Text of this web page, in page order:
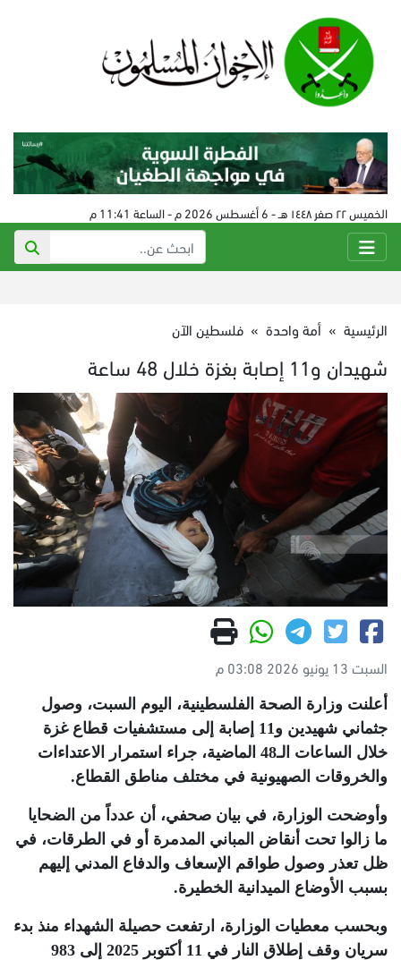
الخميس ٢٢ صفر ١٤٤٨ هـ - 6 أغسطس 2026 م - الساعة 11:41 م
الرئيسية » أمة واحدة » فلسطين الآن
شهيدان و11 إصابة بغزة خلال 48 ساعة
السبت 13 يونيو 2026 03:08 م
أعلنت وزارة الصحة الفلسطينية، اليوم السبت، وصول
جثماني شهيدين و11 إصابة إلى مستشفيات قطاع غزة
خلال الساعات الـ48 الماضية، جراء استمرار الاعتداءات
والخروقات الصهيونية في مختلف مناطق القطاع.
وأوضحت الوزارة، في بيان صحفي، أن عدداً من الضحايا
ما زالوا تحت أنقاض المباني المدمرة أو في الطرقات، في
ظل تعذر وصول طواقم الإسعاف والدفاع المدني إليهم
بسبب الأوضاع الميدانية الخطيرة.
وبحسب معطيات الوزارة، ارتفعت حصيلة الشهداء منذ بدء
سريان وقف إطلاق النار في 11 أكتوبر 2025 إلى 983